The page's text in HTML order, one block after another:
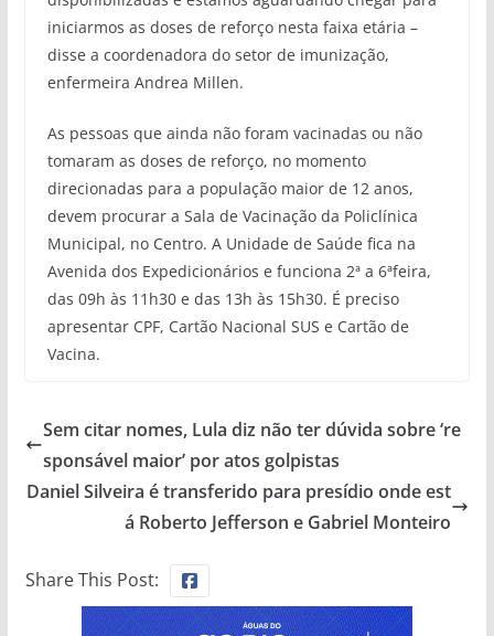
iniciarmos as doses de reforço nesta faixa etária –
disse a coordenadora do setor de imunização,
enfermeira Andrea Millen.
As pessoas que ainda não foram vacinadas ou não
tomaram as doses de reforço, no momento
direcionadas para a população maior de 12 anos,
devem procurar a Sala de Vacinação da Policlínica
Municipal, no Centro. A Unidade de Saúde fica na
Avenida dos Expedicionários e funciona 2ª a 6ªfeira,
das 09h às 11h30 e das 13h às 15h30. É preciso
apresentar CPF, Cartão Nacional SUS e Cartão de
Vacina.
Sem citar nomes, Lula diz não ter dúvida sobre ‘re
sponsável maior’ por atos golpistas
Daniel Silveira é transferido para presídio onde est
á Roberto Jefferson e Gabriel Monteiro
Share This Post: